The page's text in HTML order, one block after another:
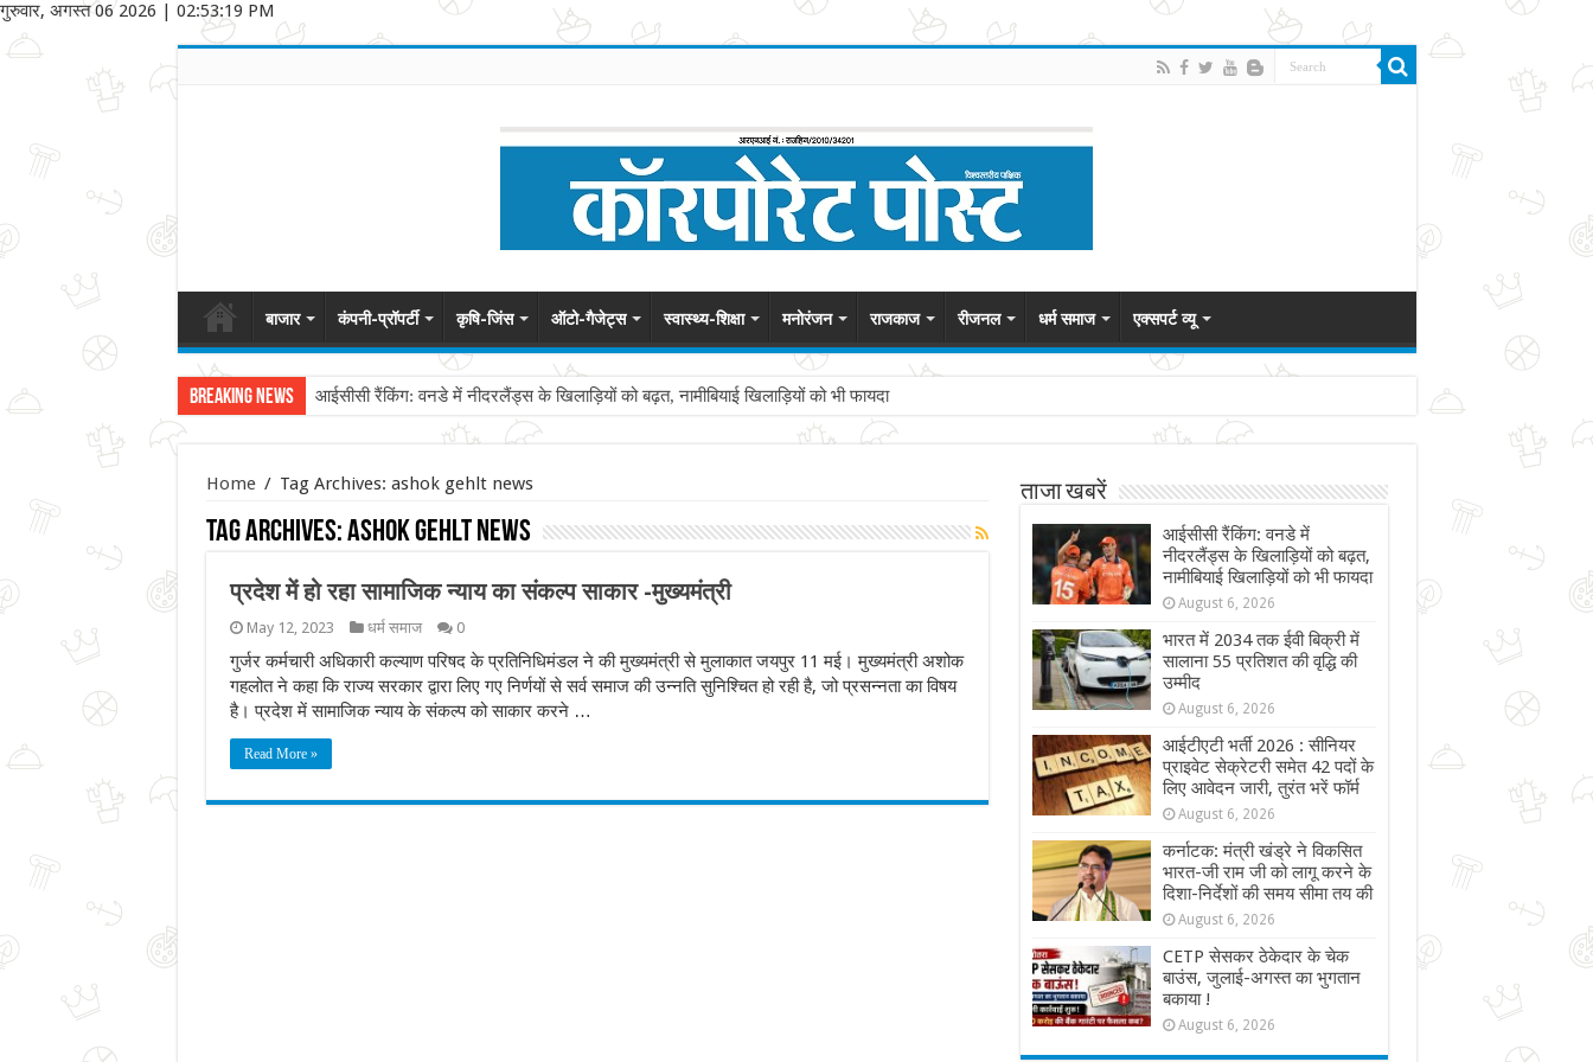
गुरुवार, अगस्त 06 2026 | 02:53:19 PM
बाजार कंपनी-प्रॉपर्टी कृषि-जिंस ऑटो-गैजेट्स स्वास्थ्य-शिक्षा मनोरंजन राजकाज रीजनल धर्म समाज एक्सपर्ट व्यू
Breaking News आईसीसी रैंकिंग: वनडे में नीदरलैंड्स के खिलाड़ियों को बढ़त, नामीबियाई खिलाड़ियों को भी फायदा
Home / Tag Archives: ashok gehlt news
Tag Archives:ashok gehlt news
प्रदेश में हो रहा सामाजिक न्याय का संकल्प साकार -मुख्यमंत्री
May 12, 2023 धर्म समाज 0
गुर्जर कर्मचारी अधिकारी कल्याण परिषद के प्रतिनिधिमंडल ने की मुख्यमंत्री से मुलाकात जयपुर 11 मई। मुख्यमंत्री अशोक
गहलोत ने कहा कि राज्य सरकार द्वारा लिए गए निर्णयों से सर्व समाज की उन्नति सुनिश्चित हो रही है, जो प्रसन्नता का विषय
है। प्रदेश में सामाजिक न्याय के संकल्प को साकार करने …
Read More »
ताजा खबरें
आईसीसी रैंकिंग: वनडे में
नीदरलैंड्स के खिलाड़ियों को बढ़त,
नामीबियाई खिलाड़ियों को भी फायदा
August 6, 2026
भारत में 2034 तक ईवी बिक्री में
सालाना 55 प्रतिशत की वृद्धि की
उम्मीद
August 6, 2026
आईटीएटी भर्ती 2026 : सीनियर
प्राइवेट सेक्रेटरी समेत 42 पदों के
लिए आवेदन जारी, तुरंत भरें फॉर्म
August 6, 2026
कर्नाटक: मंत्री खंड्रे ने विकसित
भारत-जी राम जी को लागू करने के
दिशा-निर्देशों की समय सीमा तय की
August 6, 2026
CETP सेसकर ठेकेदार के चेक
बाउंस, जुलाई-अगस्त का भुगतान
बकाया !
August 6, 2026